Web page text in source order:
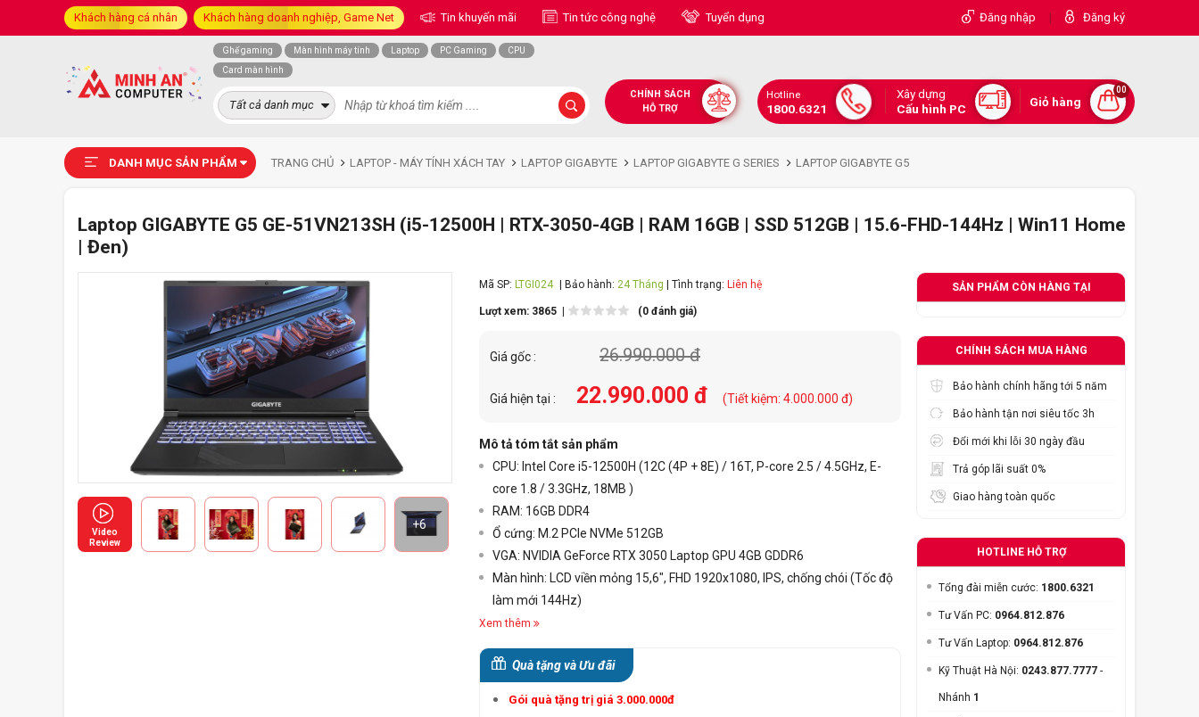
Khách hàng cá nhân Khách hàng doanh nghiệp, Game Net Tin khuyến mãi Tin tức công nghệ Tuyển dụng Đăng nhập | Đăng ký
Ghế gaming Màn hình máy tính Laptop PC Gaming
CPU
Card màn hình
Tất cả danh mục
CHÍNH SÁCH
HỖ TRỢ
Hotline
1800.6321
Xây dựng
Cấu hình PC
Giỏ hàng
00
DANH MỤC SẢN PHẨM TRANG CHỦ LAPTOP - MÁY TÍNH XÁCH TAY LAPTOP GIGABYTE LAPTOP GIGABYTE G SERIES LAPTOP GIGABYTE G5
Laptop GIGABYTE G5 GE-51VN213SH (i5-12500H | RTX-3050-4GB | RAM 16GB | SSD 512GB | 15.6-FHD-144Hz | Win11 Home
| Đen)
Video
Review
+6
Mã SP: LTGI024 | Bảo hành: 24 Tháng | Tình trạng: Liên hệ
Lượt xem: 3865 | (0 đánh giá)
Giá gốc : 26.990.000 đ
Giá hiện tại : 22.990.000 đ (Tiết kiệm: 4.000.000 đ)
Mô tả tóm tắt sản phẩm
CPU: Intel Core i5-12500H (12C (4P + 8E) / 16T, P-core 2.5 / 4.5GHz, E-
core 1.8 / 3.3GHz, 18MB )
RAM: 16GB DDR4
Ổ cứng: M.2 PCIe NVMe 512GB
VGA: NVIDIA GeForce RTX 3050 Laptop GPU 4GB GDDR6
Màn hình: LCD viền mỏng 15,6", FHD 1920x1080, IPS, chống chói (Tốc độ
làm mới 144Hz)
Xem thêm
Quà tặng và Ưu đãi
Gói quà tặng trị giá 3.000.000đ
SẢN PHẨM CÒN HÀNG TẠI
CHÍNH SÁCH MUA HÀNG
Bảo hành chính hãng tới 5 năm
Bảo hành tận nơi siêu tốc 3h
Đổi mới khi lỗi 30 ngày đầu
Trả góp lãi suất 0%
Giao hàng toàn quốc
HOTLINE HỖ TRỢ
Tổng đài miễn cước: 1800.6321
Tư Vấn PC: 0964.812.876
Tư Vấn Laptop: 0964.812.876
Kỹ Thuật Hà Nội: 0243.877.7777 -
Nhánh 1